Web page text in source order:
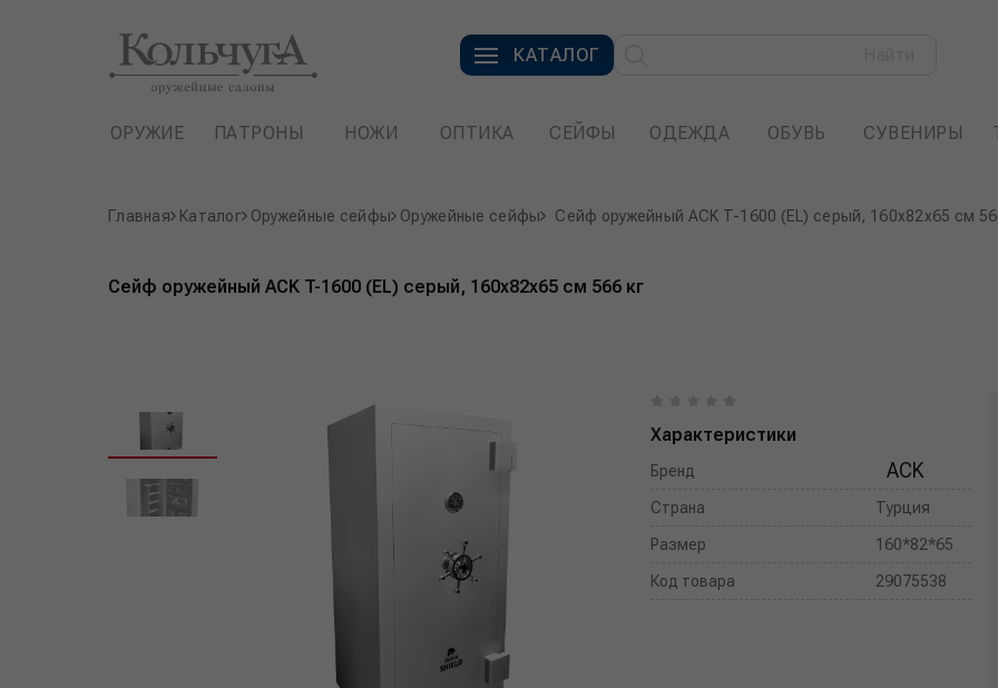
КАТАЛОГ
ОРУЖИЕ ПАТРОНЫ НОЖИ ОПТИКА СЕЙФЫ ОДЕЖДА ОБУВЬ СУВЕНИРЫ
Главная Каталог Оружейные сейфы Оружейные сейфы Сейф оружейный ACK T-1600 (EL) серый, 160x82x65 см
Сейф оружейный ACK T-1600 (EL) серый, 160x82x65 см 566 кг
Характеристики
Бренд ACK
Страна Турция
Размер 160*82*65
Код товара 29075538